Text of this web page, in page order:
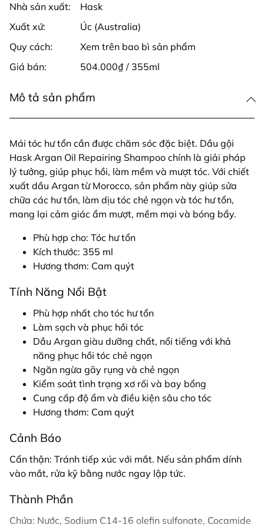
Nhà sản xuất:
Hask
Xuất xứ:
Úc (Australia)
Quy cách:
Xem trên bao bì sản phẩm
Giá bán:
504.000₫ / 355ml
Mô tả sản phẩm
Mái tóc hư tổn cần được chăm sóc đặc biệt. Dầu gội
Hask Argan Oil Repairing Shampoo chính là giải pháp
lý tưởng, giúp phục hồi, làm mềm và mượt tóc. Với chiết
xuất dầu Argan từ Morocco, sản phẩm này giúp sửa
chữa các hư tổn, làm dịu tóc chẻ ngọn và tóc hư tổn,
mang lại cảm giác ẩm mượt, mềm mại và bóng bẩy.
Phù hợp cho: Tóc hư tổn
Kích thước: 355 ml
Hương thơm: Cam quýt
Tính Năng Nổi Bật
Phù hợp nhất cho tóc hư tổn
Làm sạch và phục hồi tóc
Dầu Argan giàu dưỡng chất, nổi tiếng với khả
năng phục hồi tóc chẻ ngọn
Ngăn ngừa gãy rụng và chẻ ngọn
Kiểm soát tình trạng xơ rối và bay bổng
Cung cấp độ ẩm và điều kiện sâu cho tóc
Hương thơm: Cam quýt
Cảnh Báo
Cẩn thận: Tránh tiếp xúc với mắt. Nếu sản phẩm dính
vào mắt, rửa kỹ bằng nước ngay lập tức.
Thành Phần
Chứa: Nước, Sodium C14-16 olefin sulfonate, Cocamide